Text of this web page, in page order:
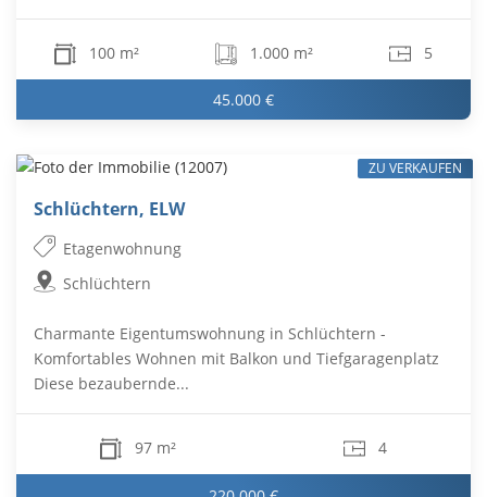
100 m² 1.000 m² 5
45.000 €
Schlüchtern, ELW
Etagenwohnung
Schlüchtern
Charmante Eigentumswohnung in Schlüchtern -
Komfortables Wohnen mit Balkon und Tiefgaragenplatz
Diese bezaubernde...
97 m² 4
ZU VERKAUFEN